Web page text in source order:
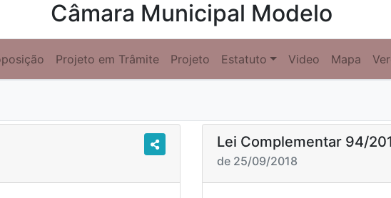
Câmara Municipal Modelo
Projeto em Trâmite Projeto Estatuto Video Mapa
Lei Complementar 94/
de 25/09/2018